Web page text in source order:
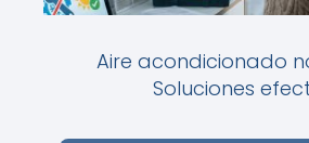
Aire acondicionado
Soluciones